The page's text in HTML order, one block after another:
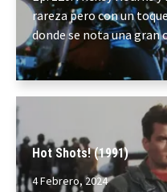
rareza pero con un
donde se nota una
Hot Shots! (1991)
4 Febrero, 2024